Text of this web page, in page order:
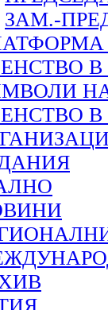
ЗАМ.-
В